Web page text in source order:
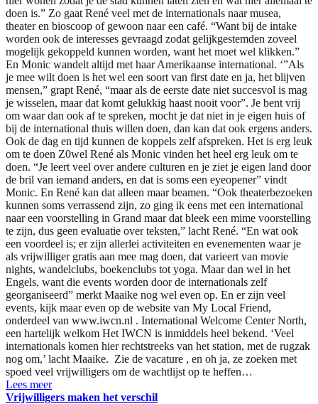
doen is.” Zo gaat René veel met de internationals naar musea,
theater en bioscoop of gewoon naar een café. “Want bij de intake
worden ook de interesses gevraagd zodat gelijkgestemden zoveel
mogelijk gekoppeld kunnen worden, want het moet wel klikken.”
En Monic wandelt altijd met haar Amerikaanse international. ‘”Als
je mee wilt doen is het wel een soort van first date en ja, het blijven
mensen,” grapt René, “maar als de eerste date niet succesvol is mag
je wisselen, maar dat komt gelukkig haast nooit voor”. Je bent vrij
om waar dan ook af te spreken, mocht je dat niet in je eigen huis of
bij de international thuis willen doen, dan kan dat ook ergens anders.
Ook de dag en tijd kunnen de koppels zelf afspreken. Het is erg leuk
om te doen Z0wel René als Monic vinden het heel erg leuk om te
doen. “Je leert veel over andere culturen en je ziet je eigen land door
de bril van iemand anders, en dat is soms een eyeopener” vindt
Monic. En René kan dat alleen maar beamen. “Ook theaterbezoeken
kunnen soms verrassend zijn, zo ging ik eens met een international
naar een voorstelling in Grand maar dat bleek een mime voorstelling
te zijn, dus geen evaluatie over teksten,” lacht René. “En wat ook
een voordeel is; er zijn allerlei activiteiten en evenementen waar je
als vrijwilliger gratis aan mee mag doen, dat varieert van movie
nights, wandelclubs, boekenclubs tot yoga. Maar dan wel in het
Engels, want die events worden door de internationals zelf
georganiseerd” merkt Maaike nog wel even op. En er zijn veel
events, kijk maar even op de website van My Local Friend,
onderdeel van www.iwcn.nl . International Welcome Center North,
een hartelijk welkom Het IWCN is inmiddels heel bekend. ‘Veel
internationals komen hier rechtstreeks van het station, met de rugzak
nog om,’ lacht Maaike. Zie de vacature , en oh ja, ze zoeken met
spoed veel vrijwilligers om de wachtlijst op te heffen…
Lees meer
Vrijwilligers maken het verschil